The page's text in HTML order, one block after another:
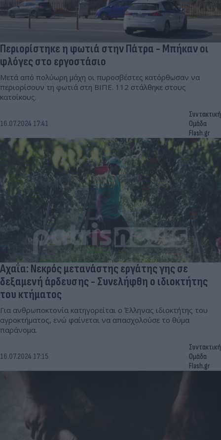
Περιορίστηκε η φωτιά στην Πάτρα - Μπήκαν οι
φλόγες στο εργοστάσιο
Μετά από πολύωρη μάχη οι πυροσβέστες κατόρθωσαν να
περιορίσουν τη φωτιά στη ΒΙΠΕ. 112 στάλθηκε στους
κατοίκους.
16.07.2024 17:41
Συντακτική
Ομάδα
Flash.gr
Αχαΐα: Νεκρός μετανάστης εργάτης γης σε
δεξαμενή άρδευσης - Συνελήφθη ο ιδιοκτήτης
του κτήματος
Για ανθρωποκτονία κατηγορείται ο Έλληνας ιδιοκτήτης του
αγροκτήματος, ενώ φαίνεται να απασχολούσε το θύμα
παράνομα.
16.07.2024 17:15
Συντακτική
Ομάδα
Flash.gr